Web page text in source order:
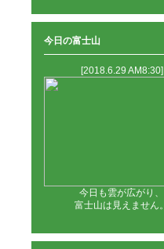
今日の富士山
[2018.6.29 AM8:30]
今日も雲が広がり、
富士山は見えません。